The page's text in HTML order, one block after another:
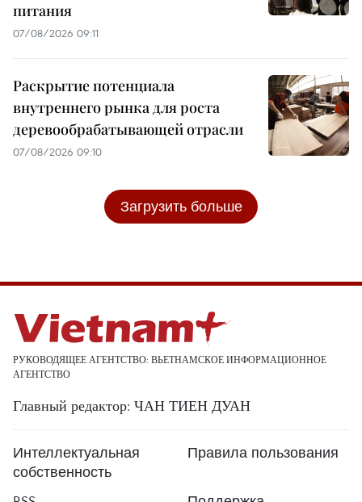
питания
07/08/2026 09:11
Раскрытие потенциала
внутреннего рынка для роста
деревообрабатывающей отрасли
07/08/2026 09:10
Загрузить больше
РУКОВОДЯЩЕЕ АГЕНТСТВО: ВЬЕТНАМСКОЕ ИНФОРМАЦИОННОЕ
АГЕНТСТВО
Главный редактор: ЧАН ТИЕН ДУАН
Интеллектуальная
собственность
Правила пользования